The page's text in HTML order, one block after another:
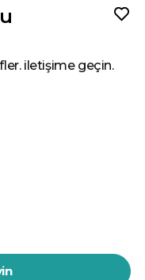
iletişime geçin.